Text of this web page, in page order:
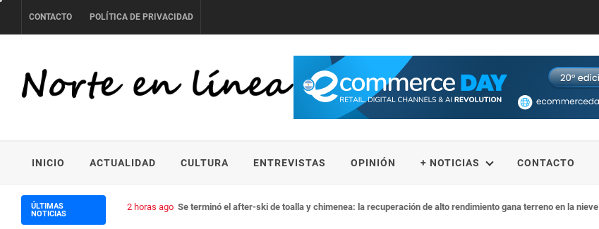
to
CONTACTO POLÍTICA DE PRIVACIDAD
INICIO ACTUALIDAD CULTURA ENTREVISTAS OPINIÓN + NOTICIAS CONTACTO
ÚLTIMAS
NOTICIAS
2 horas ago Se terminó el after-ski de toalla y chimenea: la recuperación de alto rendimiento gana terreno en la nieve